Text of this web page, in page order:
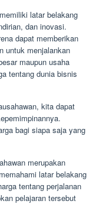
latar belakang
dan inovasi.
dapat memberikan
untuk menjalankan
maupun usaha
tentang dunia bisnis
kita dapat
bagi siapa saja yang
merupakan
latar belakang
tentang perjalanan
pelajaran tersebut